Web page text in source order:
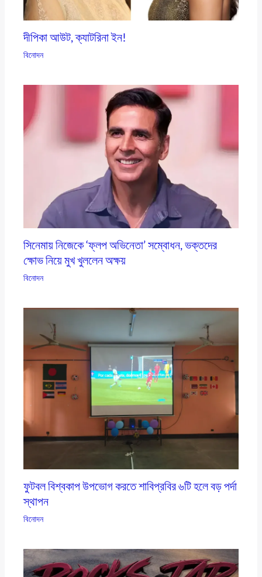
দীপিকা আউট, ক্যাটরিনা ইন!
বিনোদন
সিনেমায় নিজেকে ‘ফ্লপ অভিনেতা’ সম্বোধন, ভক্তদের
ক্ষোভ নিয়ে মুখ খুললেন অক্ষয়
বিনোদন
ফুটবল বিশ্বকাপ উপভোগ করতে শাবিপ্রবির ৬টি হলে বড় পর্দা
স্থাপন
বিনোদন